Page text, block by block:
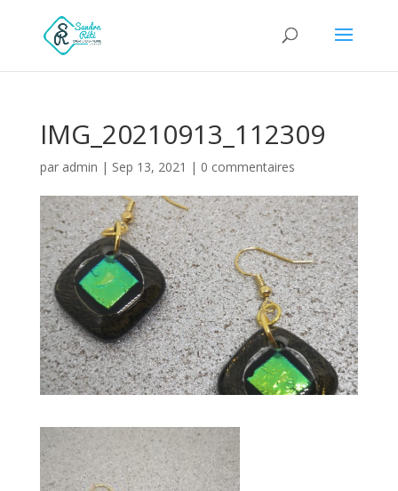
IMG_20210913_112309
par admin | Sep 13, 2021 | 0 commentaires